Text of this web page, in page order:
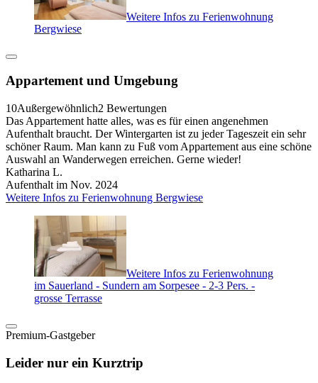
Weitere Infos zu Ferienwohnung
Bergwiese
Appartement und Umgebung
10Außergewöhnlich2 Bewertungen
Das Appartement hatte alles, was es für einen angenehmen
Aufenthalt braucht. Der Wintergarten ist zu jeder Tageszeit ein sehr
schöner Raum. Man kann zu Fuß vom Appartement aus eine schöne
Auswahl an Wanderwegen erreichen. Gerne wieder!
Katharina L.
Aufenthalt im Nov. 2024
Weitere Infos zu Ferienwohnung Bergwiese
Weitere Infos zu Ferienwohnung
im Sauerland - Sundern am Sorpesee - 2-3 Pers. -
grosse Terrasse
Premium-Gastgeber
Leider nur ein Kurztrip